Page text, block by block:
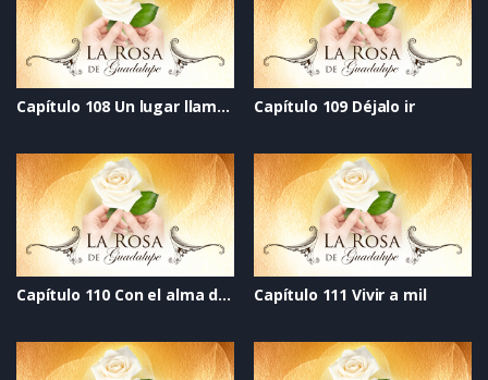
Capítulo 108 Un lugar llamado hogar Capítulo 109 Déjalo ir
Capítulo 110 Con el alma desnuda Capítulo 111 Vivir a mil